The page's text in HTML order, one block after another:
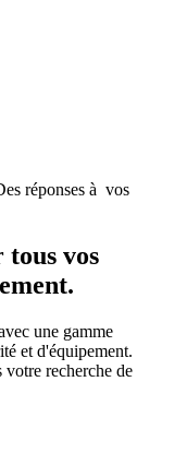
réponses à vos
vos
une gamme
et d'équipement.
recherche de